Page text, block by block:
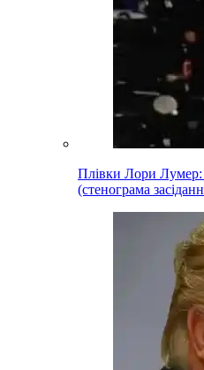
Плівки Лори Лумер:
(стенограма